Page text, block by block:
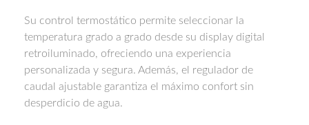
Su control termostático permite seleccionar la
temperatura grado a grado desde su display digital
retroiluminado, ofreciendo una experiencia
personalizada y segura. Además, el regulador de
caudal ajustable garantiza el máximo confort sin
desperdicio de agua.